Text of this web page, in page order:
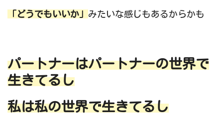
「どうでもいいか」 みたいな感じもあるからかも
パートナーはパートナーの世界で
生きてるし
私は私の世界で生きてるし